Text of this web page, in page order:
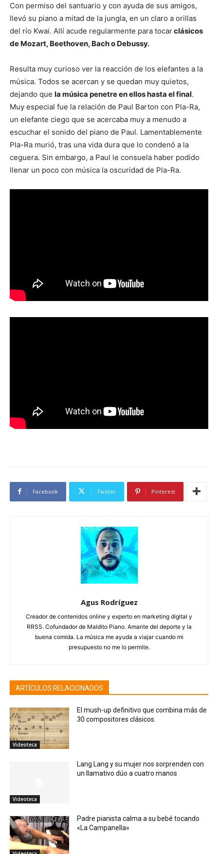
Con permiso del santuario y con ayuda de sus amigos,
llevó su piano a mitad de la jungla, en un claro a orillas
del río Kwai. Allí acude regularmente para tocarclásicos
de Mozart, Beethoven, Bach o Debussy.
Resulta muy curioso ver la reacción de los elefantes a la
música. Todos se acercan y se quedan muy quietos,
dejando que la música penetre en ellos hasta el final.
Muy especial fue la relación de Paul Barton con Pla-Ra,
un elefante ciego que se acercaba muy a menudo a
escuchar el sonido del piano de Paul. Lamentablemente
Pla-Ra murió, tras una vida dura que lo condenó a la
ceguera. Sin embargo, a Paul le consuela haber podido
llenar un poco con música la oscuridad de Pla-Ra.
Facebook Twitter Pinterest
Agus Rodríguez
Creador de contenidos online y experto en marketing digital y
RRSS. Cofundador de Maldito Piano. Amante del deporte y la
buena comida. La música me ayuda a viajar cuando mi
presupuesto no me lo permite.
ARTÍCULOS RELACIONADOS
Videoteca
El mush-up definitivo que combina más de
30 compositores clásicos.
Videoteca
Lang Lang y su mujer nos sorprenden con
un llamativo dúo a cuatro manos
Padre pianista calma a su bebé tocando
«La Campanella»